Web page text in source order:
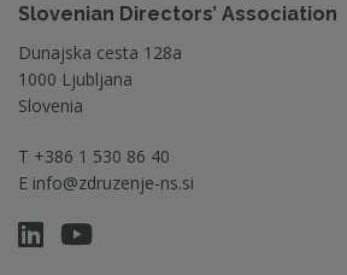
Slovenian Directors’ Association
Dunajska cesta 128a
1000 Ljubljana
Slovenia
T +386 1 530 86 40
E info@zdruzenje-ns.si